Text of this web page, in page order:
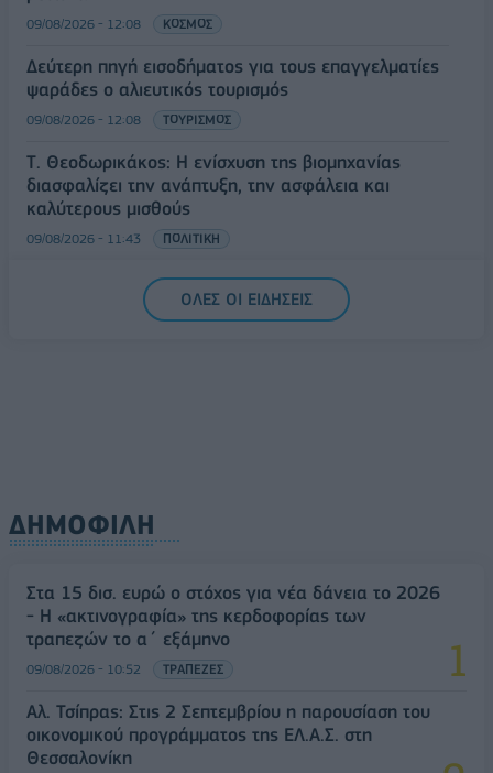
09/08/2026 - 12:08 ΚΟΣΜΟΣ
Δεύτερη πηγή εισοδήματος για τους επαγγελματίες
ψαράδες ο αλιευτικός τουρισμός
09/08/2026 - 12:08 ΤΟΥΡΙΣΜΟΣ
Τ. Θεοδωρικάκος: Η ενίσχυση της βιομηχανίας
διασφαλίζει την ανάπτυξη, την ασφάλεια και
καλύτερους μισθούς
09/08/2026 - 11:43 ΠΟΛΙΤΙΚΗ
Υπ. Μεταφορών: Οριστική λύση στο ζήτημα των
πινακίδων κυκλοφορίας - Τέλος στις χρονοβόρες
ΟΛΕΣ ΟΙ ΕΙΔΗΣΕΙΣ
ΔΗΜΟΦΙΛΗ
Στα 15 δισ. ευρώ ο στόχος για νέα δάνεια το 2026
- Η «ακτινογραφία» της κερδοφορίας των
τραπεζών το α΄ εξάμηνο
09/08/2026 - 10:52 ΤΡΑΠΕΖΕΣ
Αλ. Τσίπρας: Στις 2 Σεπτεμβρίου η παρουσίαση του
οικονομικού προγράμματος της ΕΛ.Α.Σ. στη
Θεσσαλονίκη